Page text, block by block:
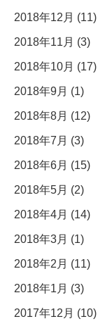
2018年12月 (11)
2018年11月 (3)
2018年10月 (17)
2018年9月 (1)
2018年8月 (12)
2018年7月 (3)
2018年6月 (15)
2018年5月 (2)
2018年4月 (14)
2018年3月 (1)
2018年2月 (11)
2018年1月 (3)
2017年12月 (10)